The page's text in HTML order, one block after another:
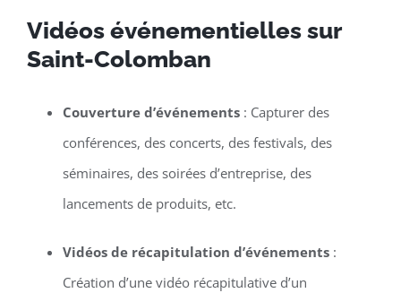
Vidéos événementielles sur
Saint-Colomban
Couverture d’événements: Capturer des
conférences, des concerts, des festivals, des
séminaires, des soirées d’entreprise, des
lancements de produits, etc.
Vidéos de récapitulation d’événements:
Création d’une vidéo récapitulative d’un